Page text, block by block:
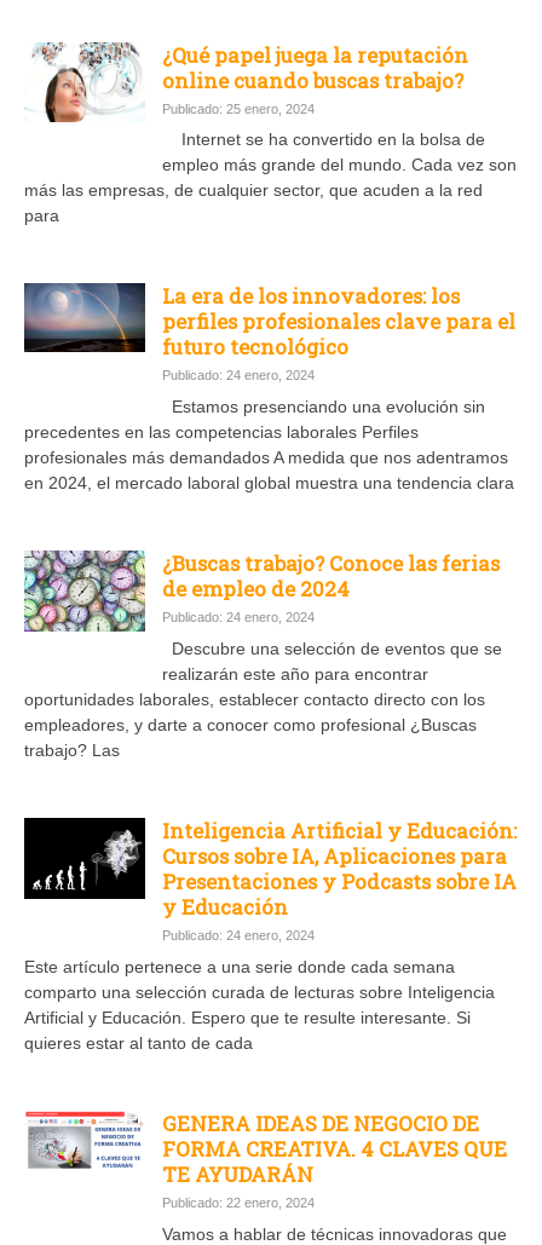
¿Qué papel juega la reputación
online cuando buscas trabajo?
Publicado: 25 enero, 2024
Internet se ha convertido en la bolsa de
empleo más grande del mundo. Cada vez son
más las empresas, de cualquier sector, que acuden a la red
para
La era de los innovadores: los
perfiles profesionales clave para el
futuro tecnológico
Publicado: 24 enero, 2024
Estamos presenciando una evolución sin
precedentes en las competencias laborales Perfiles
profesionales más demandados A medida que nos adentramos
en 2024, el mercado laboral global muestra una tendencia clara
¿Buscas trabajo? Conoce las ferias
de empleo de 2024
Publicado: 24 enero, 2024
Descubre una selección de eventos que se
realizarán este año para encontrar
oportunidades laborales, establecer contacto directo con los
empleadores, y darte a conocer como profesional ¿Buscas
trabajo? Las
Inteligencia Artificial y Educación:
Cursos sobre IA, Aplicaciones para
Presentaciones y Podcasts sobre IA
y Educación
Publicado: 24 enero, 2024
Este artículo pertenece a una serie donde cada semana
comparto una selección curada de lecturas sobre Inteligencia
Artificial y Educación. Espero que te resulte interesante. Si
quieres estar al tanto de cada
GENERA IDEAS DE NEGOCIO DE
FORMA CREATIVA. 4 CLAVES QUE
TE AYUDARÁN
Publicado: 22 enero, 2024
Vamos a hablar de técnicas innovadoras que